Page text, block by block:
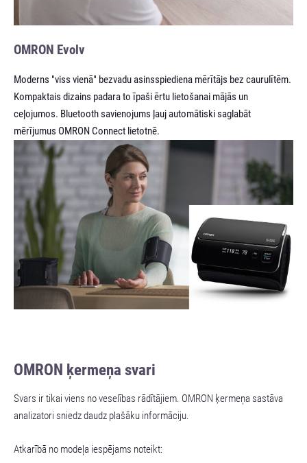
OMRON Evolv
Moderns "viss vienā" bezvadu asinsspiediena mērītājs bez caurulītēm.
Kompaktais dizains padara to īpaši ērtu lietošanai mājās un
ceļojumos. Bluetooth savienojums ļauj automātiski saglabāt
mērījumus OMRON Connect lietotnē.
OMRON ķermeņa svari
Svars ir tikai viens no veselības rādītājiem. OMRON ķermeņa sastāva
analizatori sniedz daudz plašāku informāciju.
Atkarībā no modeļa iespējams noteikt: